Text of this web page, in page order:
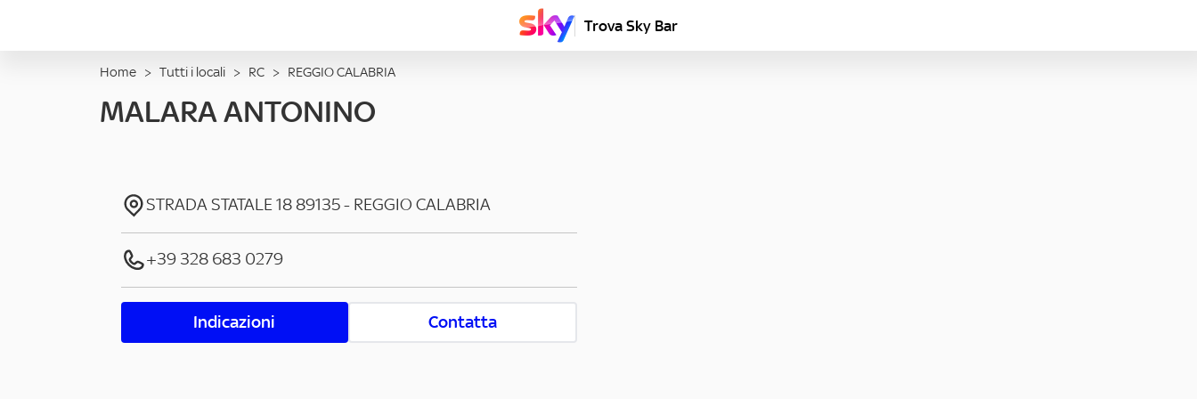
Trova Sky Bar
Home > Tutti i locali > RC > REGGIO CALABRIA
MALARA ANTONINO
STRADA STATALE 1889135- REGGIO CALABRIA
+39 328 683 0279
Indicazioni Contatta